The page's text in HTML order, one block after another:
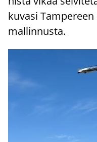
ku­va­si
mallinnusta.